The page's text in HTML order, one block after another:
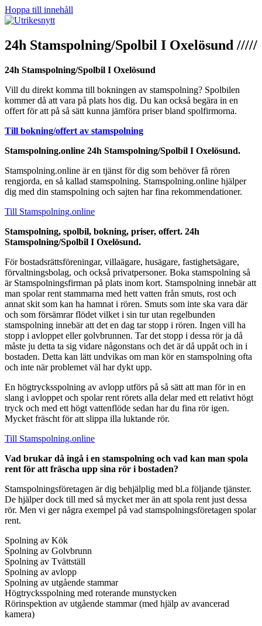
Hoppa till innehåll
24h Stamspolning/Spolbil I Oxelösund /////
24h Stamspolning/Spolbil I Oxelösund
Vill du direkt komma till bokningen av stamspolning? Spolbilen
kommer då att vara på plats hos dig. Du kan också begära in en
offert för att på så sätt kunna jämföra priser bland spolfirmorna.
Till bokning/offert av stamspolning
Stamspolning.online 24h Stamspolning/Spolbil I Oxelösund.
Stamspolning.online är en tjänst för dig som behöver få rören
rengjorda, en så kallad stamspolning. Stamspolning.online hjälper
dig med din stamspolning och sajten har fina rekommendationer.
Till Stamspolning.online
Stamspolning, spolbil, bokning, priser, offert. 24h
Stamspolning/Spolbil I Oxelösund.
För bostadsrättsföreningar, villaägare, husägare, fastighetsägare,
förvaltningsbolag, och också privatpersoner. Boka stamspolning så
är Stamspolningsfirman på plats inom kort. Stamspolning innebär att
man spolar rent stammarna med hett vatten från smuts, rost och
annat skit som kan ha hamnat i rören. Smuts som inte ska vara där
och som försämrar flödet vilket i sin tur utan regelbunden
stamspolning innebär att det en dag tar stopp i rören. Ingen vill ha
stopp i avloppet eller golvbrunnen. Tar det stopp i dessa rör ja då
måste ju detta ta sig vidare någonstans och det är då uppåt och in i
bostaden. Detta kan lätt undvikas om man kör en stamspolning ofta
och inte när problemet väl har dykt upp.
En högtrycksspolning av avlopp utförs på så sätt att man för in en
slang i avloppet och spolar rent rörets alla delar med ett relativt högt
tryck och med ett högt vattenflöde sedan har du fina rör igen.
Mycket fräscht för att slippa illa luktande rör.
Till Stamspolning.online
Vad brukar då ingå i en stamspolning och vad kan man spola
rent för att fräscha upp sina rör i bostaden?
Stamspolningsföretagen är dig behjälplig med bl.a följande tjänster.
De hjälper dock till med så mycket mer än att spola rent just dessa
rör. Men vi ger några exempel på vad stamspolningsföretagen spolar
rent.
Spolning av Kök
Spolning av Golvbrunn
Spolning av Tvättställ
Spolning av avlopp
Spolning av utgående stammar
Högtrycksspolning med roterande munstycken
Rörinspektion av utgående stam​mar (med hjälp av avancerad
kamera)